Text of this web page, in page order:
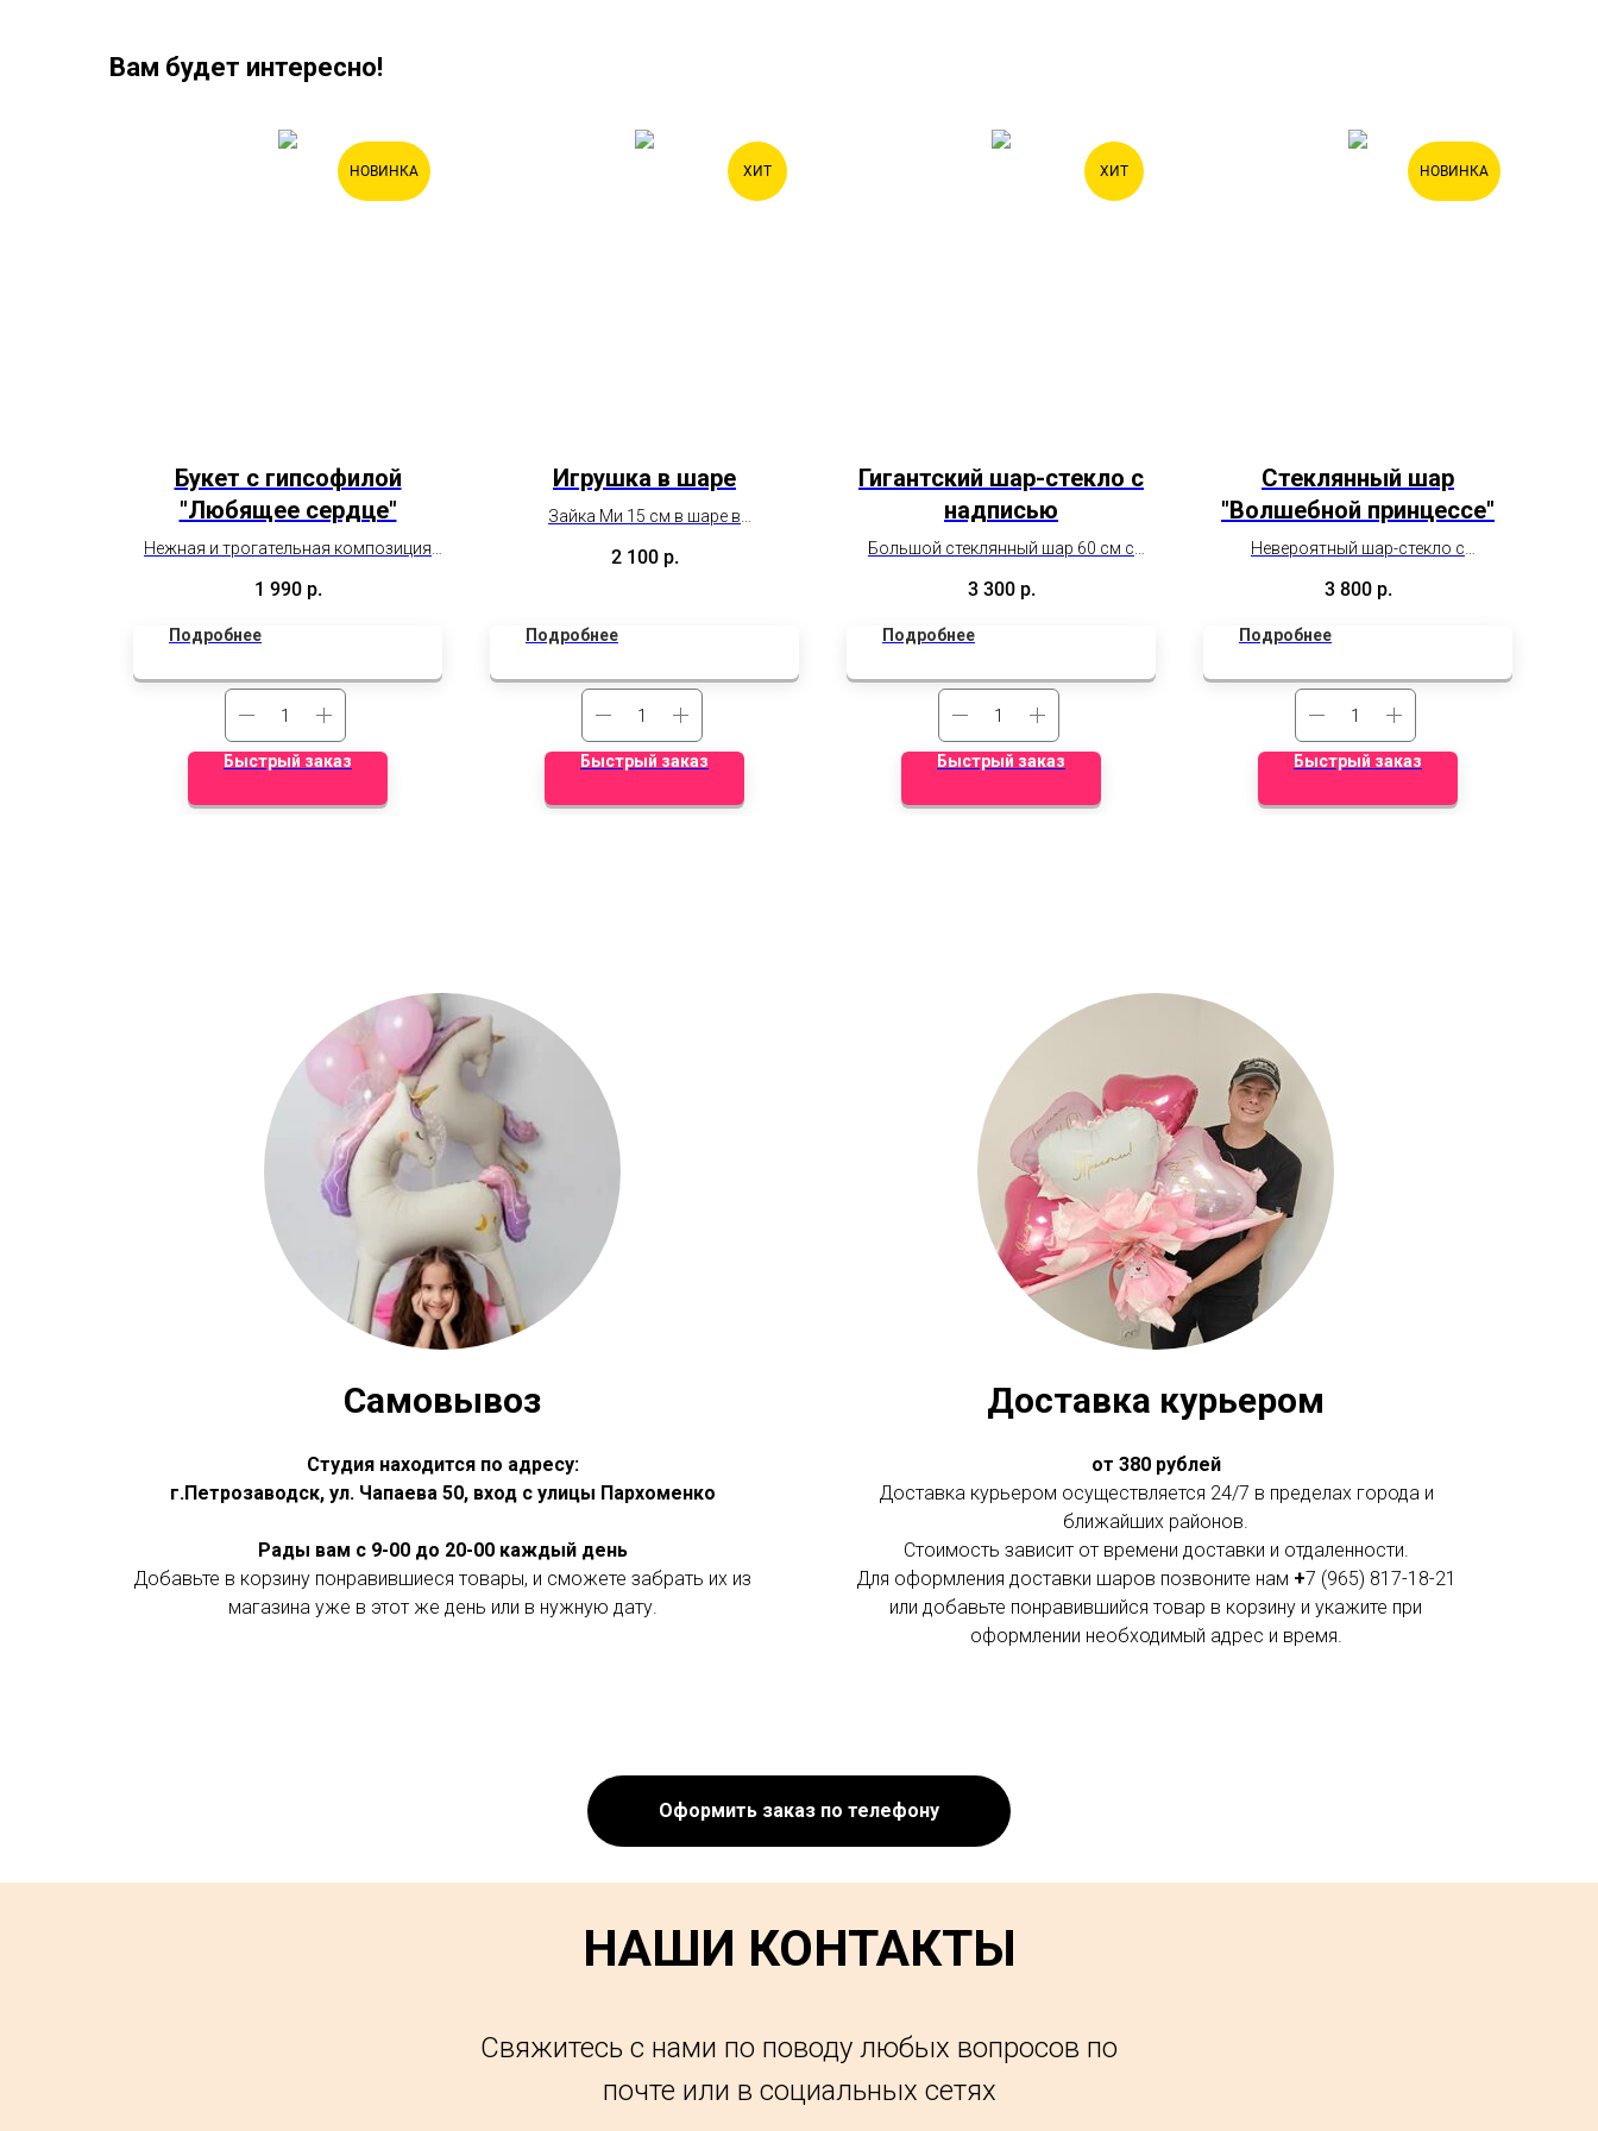
Вам будет интересно!
НОВИНКА
Букет с гипсофилой
"Любящее сердце"
Нежная и трогательная композиция
отношений.
1 990 р.
Подробнее
Быстрый заказ
ХИТ
Игрушка в шаре
Зайка Ми 15 см в шаре в
2 100 р.
Подробнее
Быстрый заказ
ХИТ
Гигантский шар-стекло с
надписью
Большой стеклянный шар 60 см с
3 300 р.
Подробнее
Быстрый заказ
НОВИНКА
Стеклянный шар
"Волшебной принцессе"
Невероятный шар-стекло с
вашей маленькой принцессы.
3 800 р.
Подробнее
Быстрый заказ
Самовывоз
Студия находится по адресу:
г.Петрозаводск, ул. Чапаева 50, вход с улицы Пархоменко
Рады вам с 9-00 до 20-00 каждый день
Добавьте в корзину понравившиеся товары, и сможете забрать их из
магазина уже в этот же день или в нужную дату.
Доставка курьером
от 380 рублей
Доставка курьером осуществляется 24/7 в пределах города и
ближайших районов.
Стоимость зависит от времени доставки и отдаленности.
Для оформления доставки шаров позвоните нам +7 (965) 817-18-21
или добавьте понравившийся товар в корзину и укажите при
оформлении необходимый адрес и время.
Оформить заказ по телефону
НАШИ КОНТАКТЫ
Свяжитесь с нами по поводу любых вопросов по
почте или в социальных сетях